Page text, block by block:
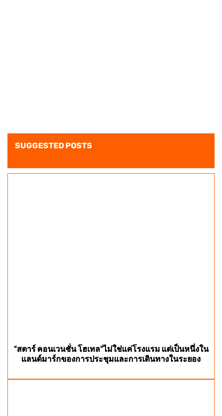
SUGGESTED POSTS
“สตาร์ คอนเวนชั่น โฮเทล”ไม่ใช่แค่โรงแรม แต่เป็นหนึ่งใน
แลนด์มาร์กของการประชุมและการเดินทางในระยอง